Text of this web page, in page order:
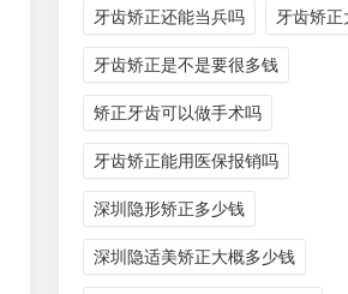
牙齿矫正还能当兵吗 牙齿矫
牙齿矫正是不是要很多钱
矫正牙齿可以做手术吗
牙齿矫正能用医保报销吗
深圳隐形矫正多少钱
深圳隐适美矫正大概多少钱